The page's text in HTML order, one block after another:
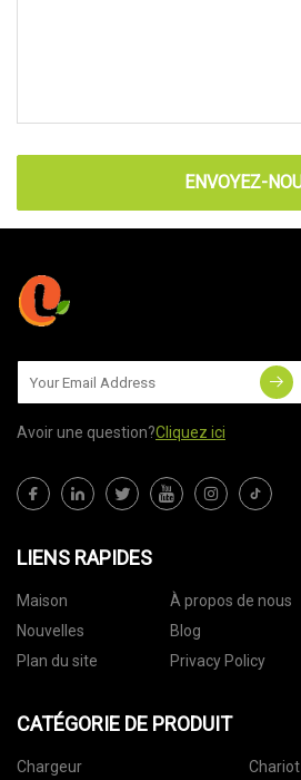
ENVOYEZ-
Avoir une question?Cliquez ici
LIENS RAPIDES
Maison À propos de nous
Nouvelles
Blog
Plan du site
Privacy Policy
CATÉGORIE DE PRODUIT
Chargeur